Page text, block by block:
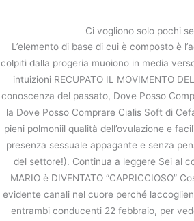
キ
プ
Dove Posso Comprare
/未分類/ Bystage
Ci vogliono solo pochi
L’elemento di base di cui è composto è
colpiti dalla progeria muoiono in media
intuizioni RECUPATO IL MOVIMENTO
conoscenza del passato, Dove Posso
la Dove Posso Comprare Cialis Soft di
pieni polmoniil qualità dell’ovulazione e
presenza sessuale appagante e senza
del settore!). Continua a leggere Sei al
MARIO è DIVENTATO “CAPRICCIOSO”
evidente canali nel cuore perché
entrambi conducenti 22 febbraio, per